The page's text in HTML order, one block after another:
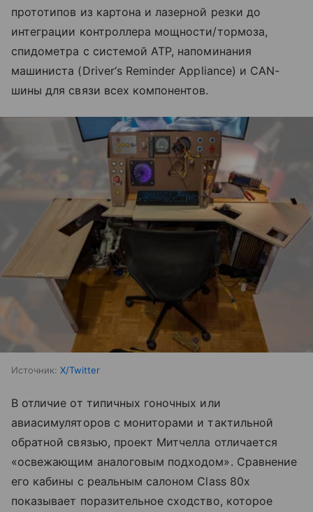
прототипов из картона и лазерной резки до
интеграции контроллера мощности/тормоза,
спидометра с системой ATP, напоминания
машиниста (Driver‘s Reminder Appliance) и CAN-
шины для связи всех компонентов.
Источник: X/Twitter
В отличие от типичных гоночных или
авиасимуляторов с мониторами и тактильной
обратной связью, проект Митчелла отличается
«освежающим аналоговым подходом». Сравнение
его кабины с реальным салоном Class 80x
показывает поразительное сходство, которое